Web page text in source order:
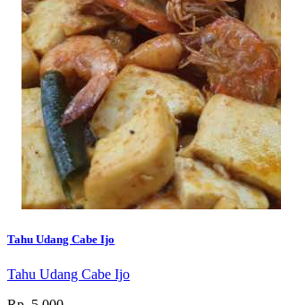
Tahu Udang Cabe Ijo
Tahu Udang Cabe Ijo